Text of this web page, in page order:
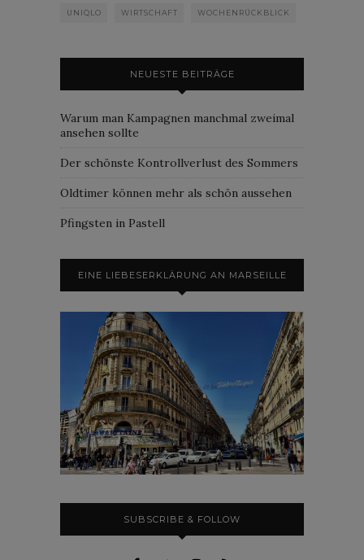
UNIQLO WIRTSCHAFT WOCHENRÜCKBLICK
NEUESTE BEITRÄGE
Warum man Kampagnen manchmal zweimal
ansehen sollte
Der schönste Kontrollverlust des Sommers
Oldtimer können mehr als schön aussehen
Pfingsten in Pastell
EINE LIEBESERKLÄRUNG AN MARSEILLE
SUBSCRIBE & FOLLOW